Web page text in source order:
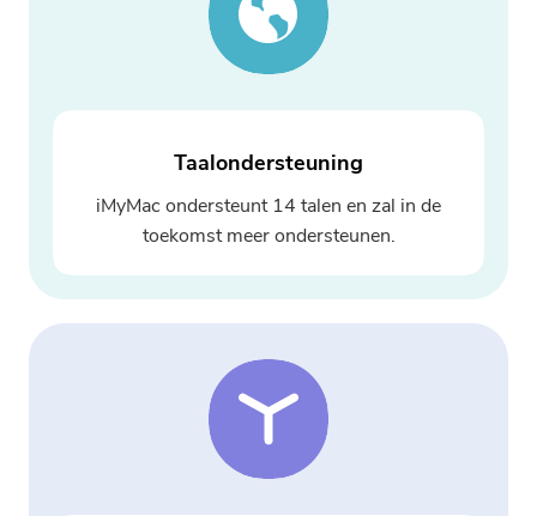
Taalondersteuning
iMyMac ondersteunt 14 talen en zal in de
toekomst meer ondersteunen.
Nu bestellen